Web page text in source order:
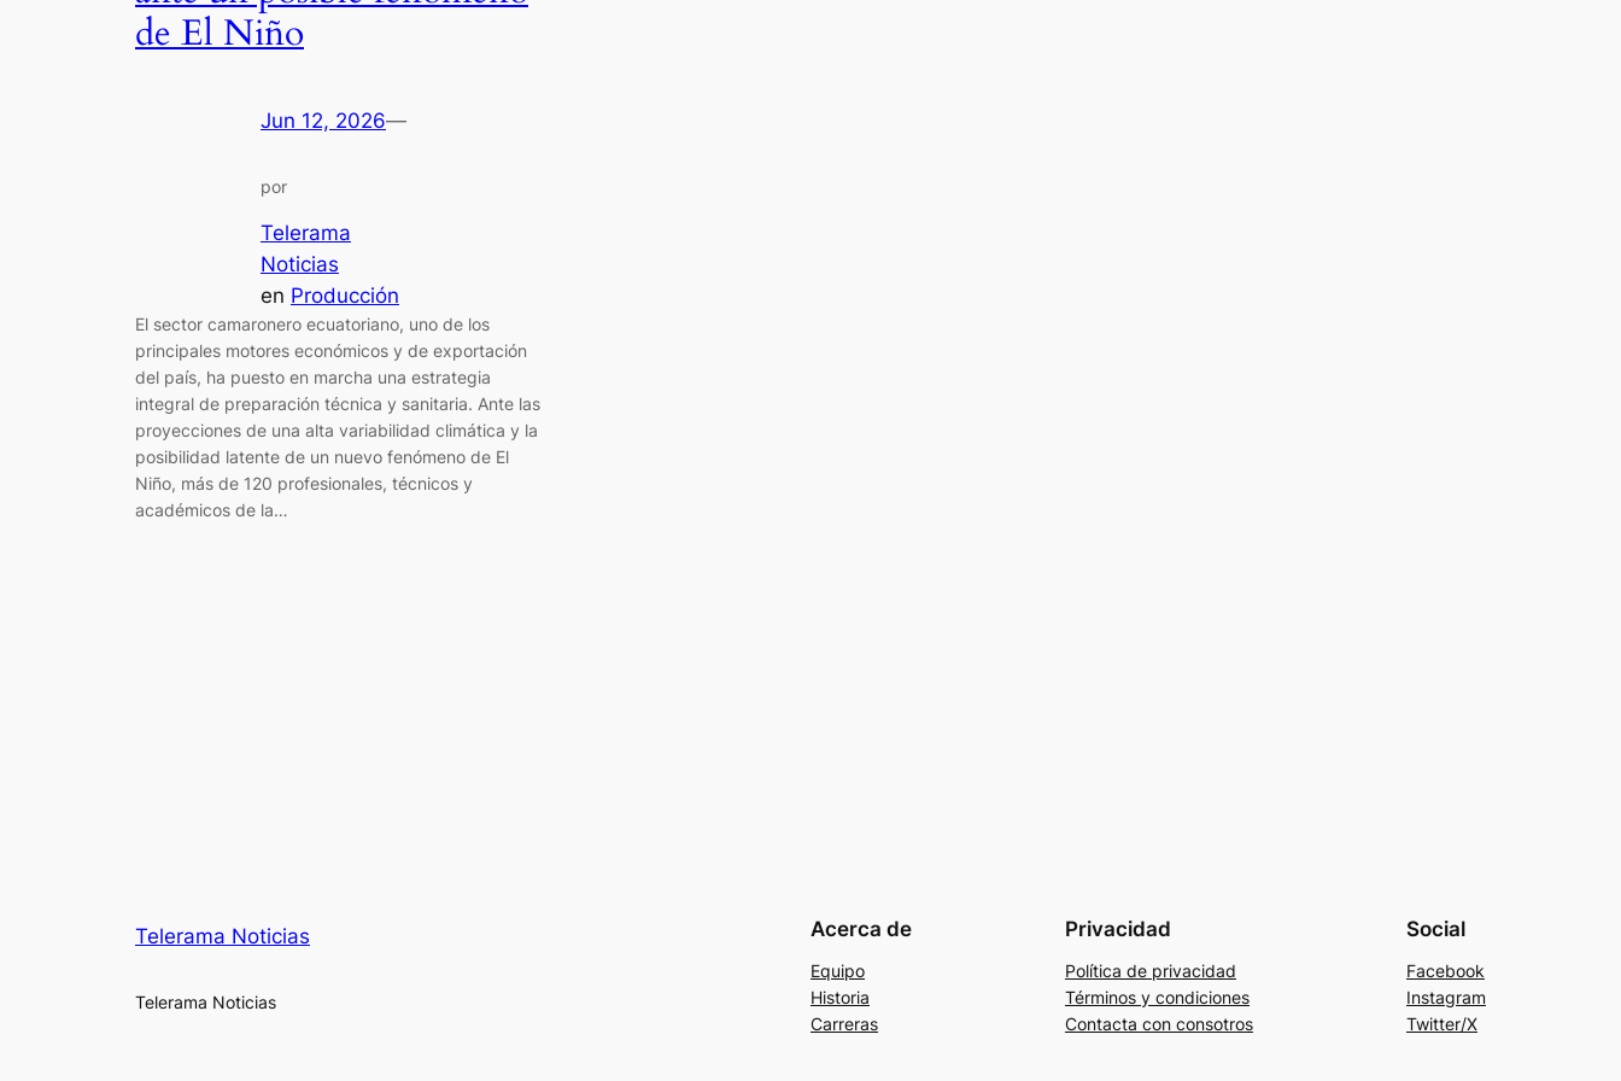
de El Niño
Jun 12, 2026—
por
Telerama
Noticias
en Producción
El sector camaronero ecuatoriano, uno de los
principales motores económicos y de exportación
del país, ha puesto en marcha una estrategia
integral de preparación técnica y sanitaria. Ante las
proyecciones de una alta variabilidad climática y la
posibilidad latente de un nuevo fenómeno de El
Niño, más de 120 profesionales, técnicos y
académicos de la…
Telerama Noticias
Telerama Noticias
Acerca de
Equipo
Historia
Carreras
Privacidad
Política de privacidad
Términos y condiciones
Contacta con consotros
Social
Facebook
Instagram
Twitter/X